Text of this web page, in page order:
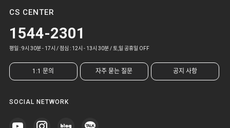
CS CENTER
1544-2301
평일 : 9시 30분 - 17시 / 점심 : 12시 - 13시 30분 / 토,일 공휴일 OFF
1:1 문의 자주 묻는 질문 공지 사항
SOCIAL NETWORK